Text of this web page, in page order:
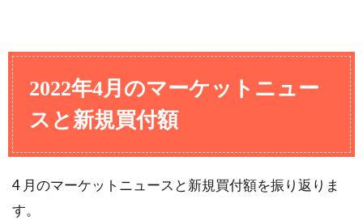
2022年4月のマーケットニュー
スと新規買付額
4 月のマーケットニュースと新規買付額を振り返りま
す。